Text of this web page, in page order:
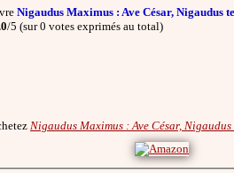
Nigaudus Maximus : Ave César, Nigaudus
/5 (sur 0 votes exprimés au total)
Nigaudus Maximus : Ave César, Nigaudus